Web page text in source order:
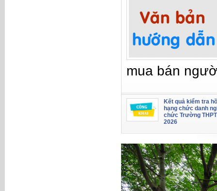
mua bán
Kết quả kiểm tra
hạng chức danh
chức Trường
2026